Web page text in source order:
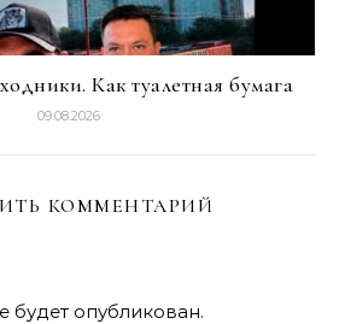
Как туалетная бумага
09.08.2026
КОММЕНТАРИЙ
будет опубликован.